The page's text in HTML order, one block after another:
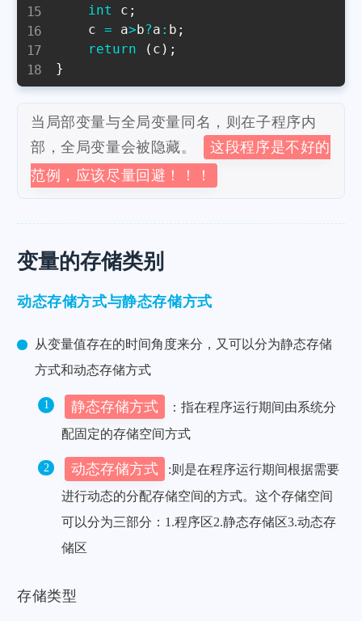
int
c ;
    c
= a> b?a : b ;
return
( c ) ;
}
当局部变量与全局变量同名，则在子程序内
部，全局变量会被隐藏。
这段程序是不好的
范例，应该尽量回避！！！
变量的存储类别
动态存储方式与静态存储方式
从变量值存在的时间角度来分，又可以分为静态存储
方式和动态存储方式
静态存储方式
：指在程序运行期间由系统分
配固定的存储空间方式
动态存储方式
:则是在程序运行期间根据需要
进行动态的分配存储空间的方式。这个存储空间
可以分为三部分：1.程序区2.静态存储区3.动态存
储区
存储类型